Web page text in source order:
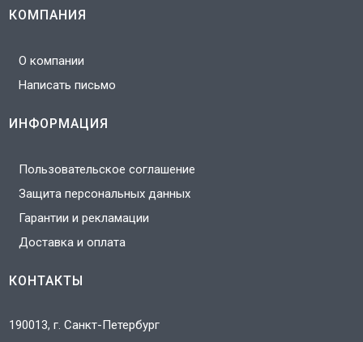
КОМПАНИЯ
О компании
Написать письмо
ИНФОРМАЦИЯ
Пользовательское соглашение
Защита персональных данных
Гарантии и рекламации
Доставка и оплата
КОНТАКТЫ
190013, г. Санкт-Петербург